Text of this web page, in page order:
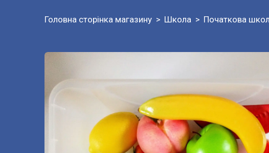
Головна сторінка магазину Школа Початкова